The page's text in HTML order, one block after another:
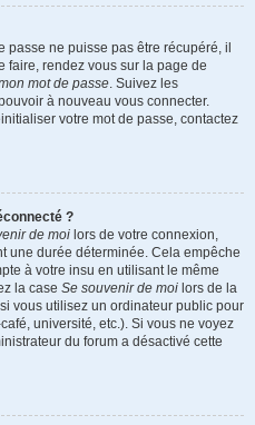
passe ne puisse pas être récupéré, il
faire, rendez vous sur la page de
mot de passe. Suivez les
à nouveau vous connecter.
votre mot de passe, contactez
?
de moi lors de votre connexion,
une durée déterminée. Cela empêche
à votre insu en utilisant le même
la case Se souvenir de moi lors de la
vous utilisez un ordinateur public pour
université, etc.). Si vous ne voyez
du forum a désactivé cette